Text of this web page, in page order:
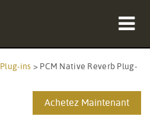
Plug-ins > PCM Native Reverb Plug-
Achetez Maintenant